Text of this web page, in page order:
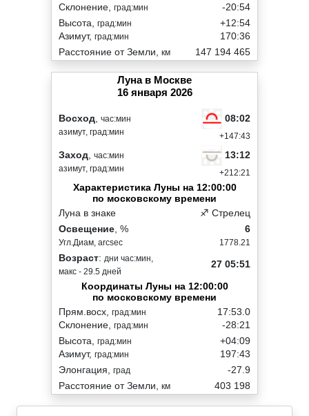
Склонение, град:мин
-20:54
Высота, град:мин
Азимут, град:мин
+12:54
170:36
Расстояние от Земли, км 147 194 465
Луна в Москве
16 января 2026
Восход час:мин
азимут, град:мин
08:02
+147:43
Заход час:мин
азимут, град:мин
13:12
+212:21
Характеристика Луны на 12:00:00
по московскому времени
Луна в знаке
♐ Стрелец
Освещение , %
Угл.Диам, arcsec
6
1778.21
Возраст: дни час:мин,
макс - 29.5 дней
27 05:51
Координаты Луны на 12:00:00
по московскому времени
Прям.восх, град:мин
Склонение, град:мин
17:53.0
-28:21
Высота, град:мин
Азимут, град:мин
+04:09
197:43
Элонгация, град
-27.9
Расстояние от Земли, км 403 198